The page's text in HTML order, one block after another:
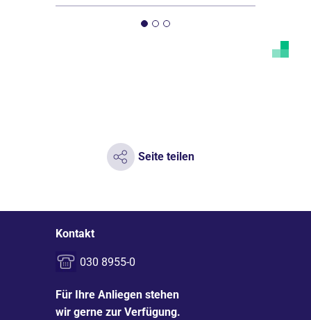
Seite teilen
Kontakt
030 8955-0
Für Ihre Anliegen stehen
wir gerne zur Verfügung.